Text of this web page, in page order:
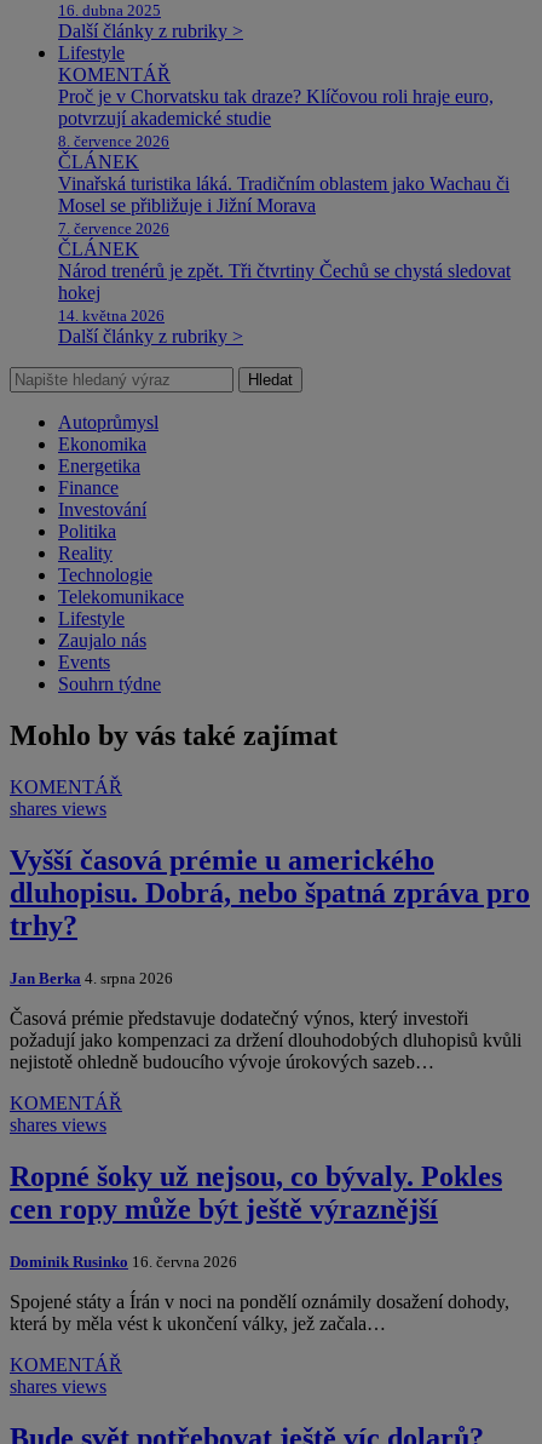
16. dubna 2025
Další články z rubriky >
Lifestyle
KOMENTÁŘ
Proč je v Chorvatsku tak draze? Klíčovou roli hraje euro,
potvrzují akademické studie
8. července 2026
ČLÁNEK
Vinařská turistika láká. Tradičním oblastem jako Wachau či
Mosel se přibližuje i Jižní Morava
7. července 2026
ČLÁNEK
Národ trenérů je zpět. Tři čtvrtiny Čechů se chystá sledovat
hokej
14. května 2026
Další články z rubriky >
Hledat
Autoprůmysl
Ekonomika
Energetika
Finance
Investování
Politika
Reality
Technologie
Telekomunikace
Lifestyle
Zaujalo nás
Events
Souhrn týdne
Mohlo by vás také zajímat
KOMENTÁŘ
shares views
Vyšší časová prémie u amerického
dluhopisu. Dobrá, nebo špatná zpráva pro
trhy?
Jan Berka 4. srpna 2026
Časová prémie představuje dodatečný výnos, který investoři
požadují jako kompenzaci za držení dlouhodobých dluhopisů kvůli
nejistotě ohledně budoucího vývoje úrokových sazeb…
KOMENTÁŘ
shares views
Ropné šoky už nejsou, co bývaly. Pokles
cen ropy může být ještě výraznější
Dominik Rusinko 16. června 2026
Spojené státy a Írán v noci na pondělí oznámily dosažení dohody,
která by měla vést k ukončení války, jež začala…
KOMENTÁŘ
shares views
Bude svět potřebovat ještě víc dolarů?